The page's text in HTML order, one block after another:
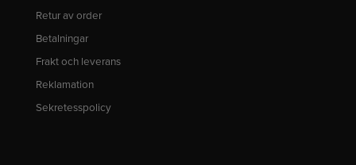
Retur av order
Betalningar
Frakt och leverans
Reklamation
Sekretesspolicy